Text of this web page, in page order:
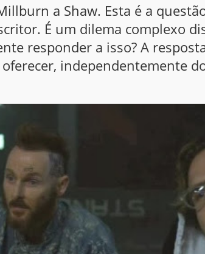
a Shaw. Esta é a
É um dilema complexo
responder a isso? A
independentemente